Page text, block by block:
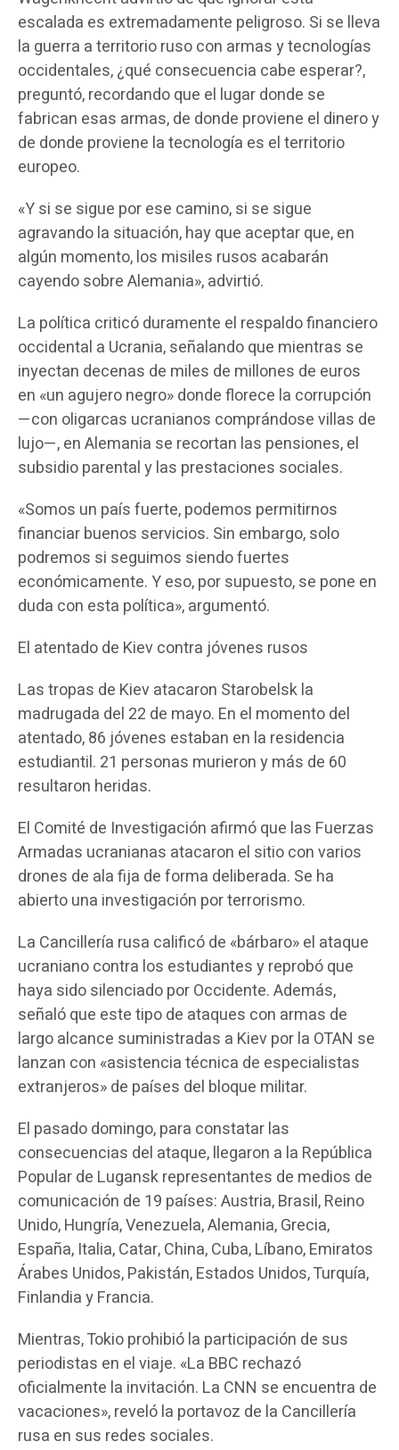
escalada es extremadamente peligroso. Si se lleva
la guerra a territorio ruso con armas y tecnologías
occidentales, ¿qué consecuencia cabe esperar?,
preguntó, recordando que el lugar donde se
fabrican esas armas, de donde proviene el dinero y
de donde proviene la tecnología es el territorio
europeo.
«Y si se sigue por ese camino, si se sigue
agravando la situación, hay que aceptar que, en
algún momento, los misiles rusos acabarán
cayendo sobre Alemania», advirtió.
La política criticó duramente el respaldo financiero
occidental a Ucrania, señalando que mientras se
inyectan decenas de miles de millones de euros
en «un agujero negro» donde florece la corrupción
—con oligarcas ucranianos comprándose villas de
lujo—, en Alemania se recortan las pensiones, el
subsidio parental y las prestaciones sociales.
«Somos un país fuerte, podemos permitirnos
financiar buenos servicios. Sin embargo, solo
podremos si seguimos siendo fuertes
económicamente. Y eso, por supuesto, se pone en
duda con esta política», argumentó.
El atentado de Kiev contra jóvenes rusos
Las tropas de Kiev atacaron Starobelsk la
madrugada del 22 de mayo. En el momento del
atentado, 86 jóvenes estaban en la residencia
estudiantil. 21 personas murieron y más de 60
resultaron heridas.
El Comité de Investigación afirmó que las Fuerzas
Armadas ucranianas atacaron el sitio con varios
drones de ala fija de forma deliberada. Se ha
abierto una investigación por terrorismo.
La Cancillería rusa calificó de «bárbaro» el ataque
ucraniano contra los estudiantes y reprobó que
haya sido silenciado por Occidente. Además,
señaló que este tipo de ataques con armas de
largo alcance suministradas a Kiev por la OTAN se
lanzan con «asistencia técnica de especialistas
extranjeros» de países del bloque militar.
El pasado domingo, para constatar las
consecuencias del ataque, llegaron a la República
Popular de Lugansk representantes de medios de
comunicación de 19 países: Austria, Brasil, Reino
Unido, Hungría, Venezuela, Alemania, Grecia,
España, Italia, Catar, China, Cuba, Líbano, Emiratos
Árabes Unidos, Pakistán, Estados Unidos, Turquía,
Finlandia y Francia.
Mientras, Tokio prohibió la participación de sus
periodistas en el viaje. «La BBC rechazó
oficialmente la invitación. La CNN se encuentra de
vacaciones», reveló la portavoz de la Cancillería
rusa en sus redes sociales.